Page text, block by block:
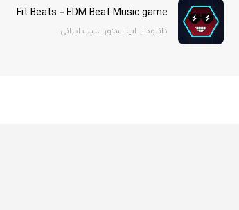
Fit Beats－EDM Beat Music game
دانلود از اپ استور سیب ایرانی